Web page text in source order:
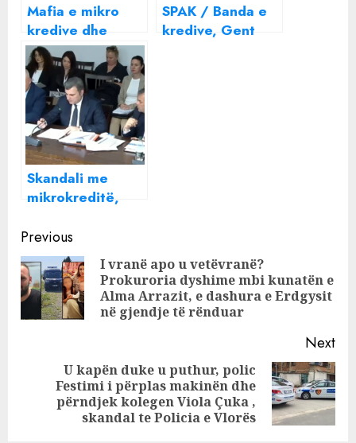
Mafia e mikro
kredive dhe
fajdexhinjtë në
aksion, pse hesht
Banka e
Shqipërisë dhe
lidhjet e
Guvernatorit
Gent Sejko
SPAK / Banda e
kredive, Gent
Skandali me
mikrokreditë,
‘’llogari” para
deputetëve: Nuk
jam kriminel
Continue
Reading
Previous
I vranë apo u vetëvranë?
Prokuroria dyshime mbi kunatën e
Alma Arrazit, e dashura e Erdgysit
në gjendje të rënduar
Next
U kapën duke u puthur, polic
Festimi i përplas makinën dhe
përndjek kolegen Viola Çuka ,
skandal te Policia e Vlorës